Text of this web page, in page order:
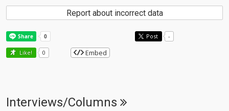
Report about incorrect data
Post -
Like! 0 Embed
Interviews/Columns